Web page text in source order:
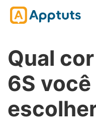
Qual
6S